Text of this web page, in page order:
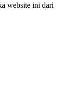
website ini dari